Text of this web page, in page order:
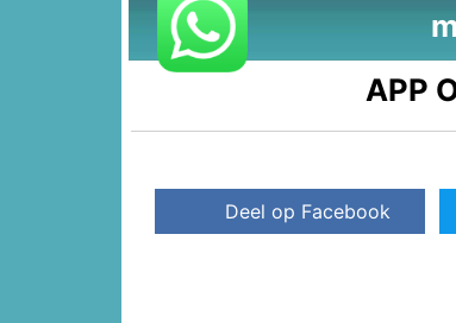
APP
Deel op Facebook